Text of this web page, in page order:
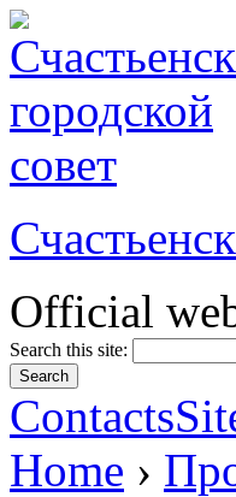
Official
Search this site:
Contacts
Home ›